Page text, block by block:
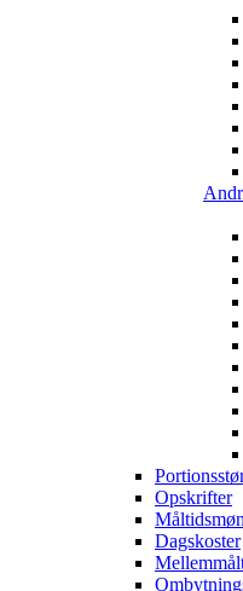
Opskrifter
Dagskoster